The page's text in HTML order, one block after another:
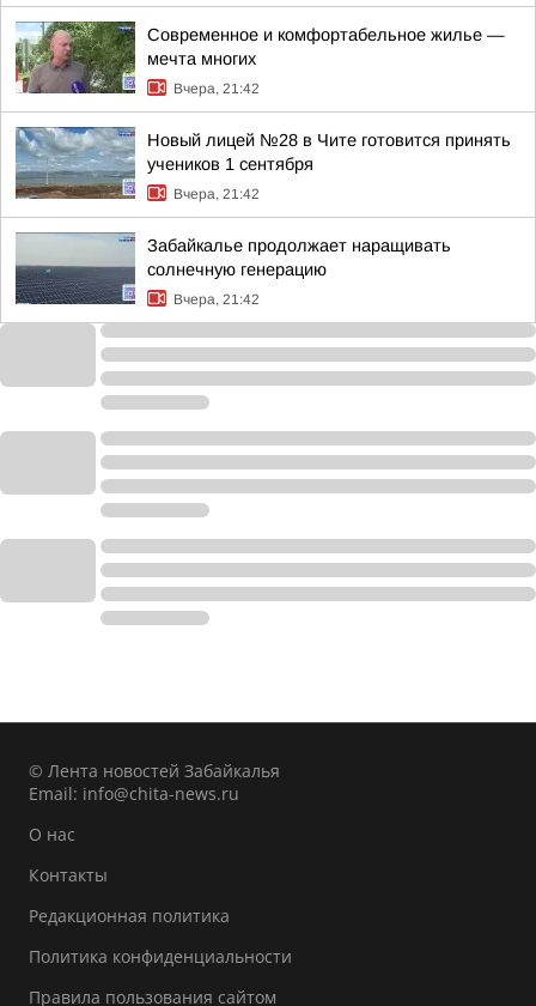
Современное и комфортабельное жилье —
мечта многих
Вчера, 21:42
Новый лицей №28 в Чите готовится принять
учеников 1 сентября
Вчера, 21:42
Забайкалье продолжает наращивать
солнечную генерацию
Вчера, 21:42
© Лента новостей Забайкалья
Email: info@chita-news.ru
О нас
Контакты
Редакционная политика
Политика конфиденциальности
Правила пользования сайтом